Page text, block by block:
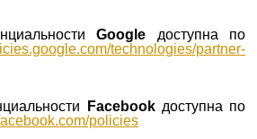
Google доступна по
technologies/partner-
Facebook доступна по
policies